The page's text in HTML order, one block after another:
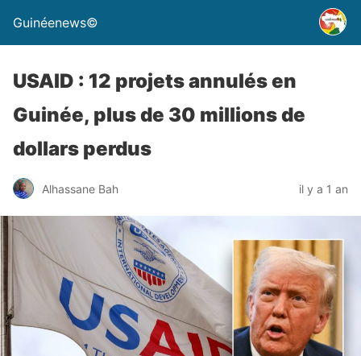
Guinéenews©
USAID : 12 projets annulés en
Guinée, plus de 30 millions de
dollars perdus
Alhassane Bah il y a 1 an